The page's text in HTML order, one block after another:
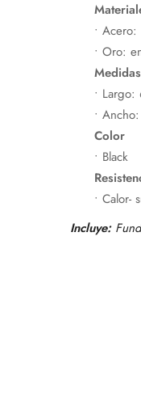
• Acero:
• Oro:
Medidas
• Largo:
•
Color
• Black
• Calor-
Incluye: